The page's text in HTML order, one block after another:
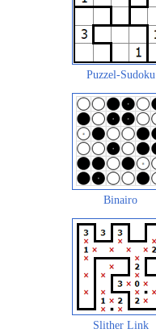
Puzzel-Sudoku
Binairo
Slither Link